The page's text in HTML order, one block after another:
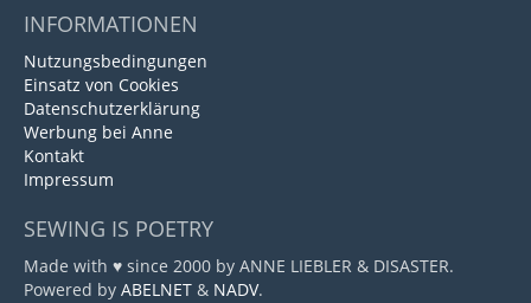
INFORMATIONEN
Nutzungsbedingungen
Einsatz von Cookies
Datenschutzerklärung
Werbung bei Anne
Kontakt
Impressum
SEWING IS POETRY
Made with ♥ since 2000 by ANNE LIEBLER & DISASTER.
Powered by ABELNET & NADV.